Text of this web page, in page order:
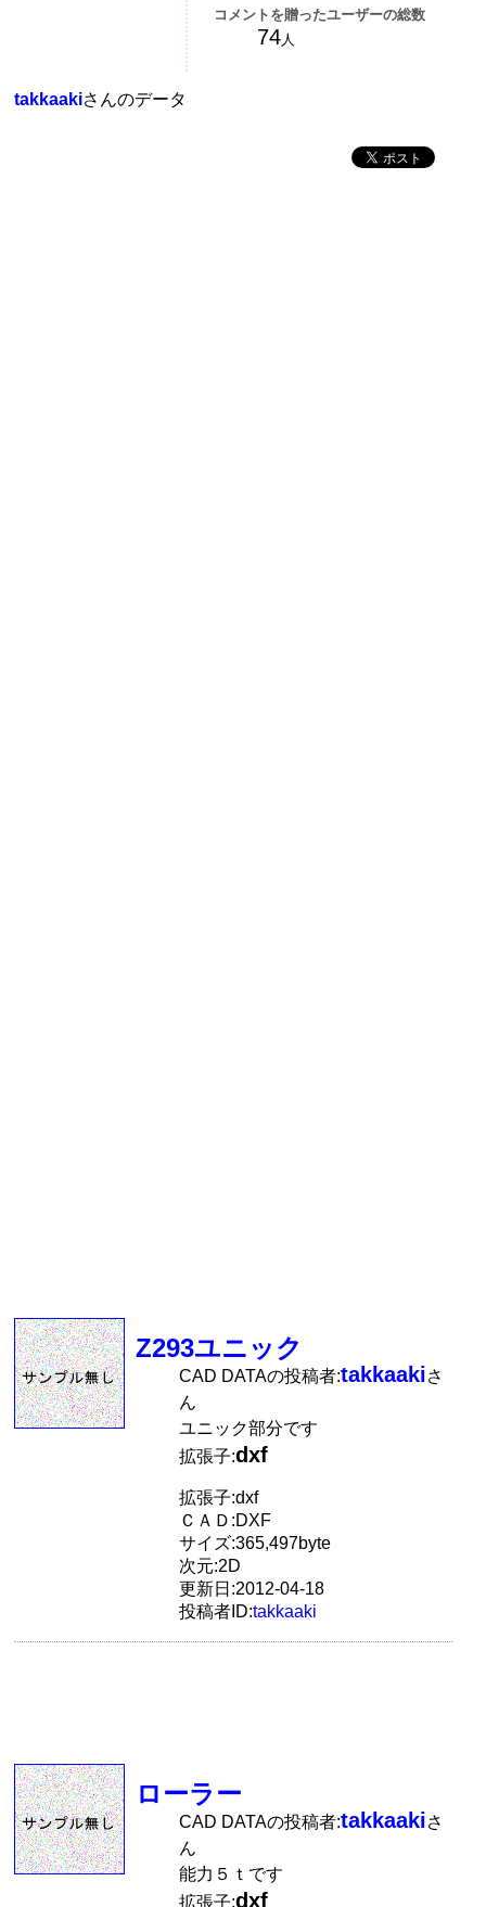
コメントを贈ったユーザーの総数
74人
takkaakiさんのデータ
Z293ユニック
CAD DATAの投稿者:takkaakiさ
ん
ユニック部分です
拡張子:dxf
拡張子:dxf
ＣＡＤ:DXF
サイズ:365,497byte
次元:2D
更新日:2012-04-18
投稿者ID:takkaaki
ローラー
CAD DATAの投稿者:takkaakiさ
ん
能力５ｔです
拡張子:dxf